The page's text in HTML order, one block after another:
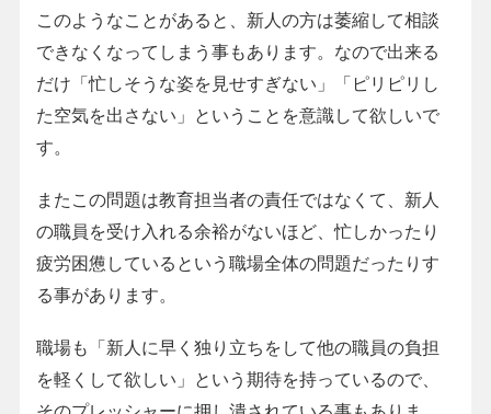
このようなことがあると、新人の方は萎縮して相談
できなくなってしまう事もあります。なので出来る
だけ「忙しそうな姿を見せすぎない」「ピリピリし
た空気を出さない」ということを意識して欲しいで
す。
またこの問題は教育担当者の責任ではなくて、新人
の職員を受け入れる余裕がないほど、忙しかったり
疲労困憊しているという職場全体の問題だったりす
る事があります。
職場も「新人に早く独り立ちをして他の職員の負担
を軽くして欲しい」という期待を持っているので、